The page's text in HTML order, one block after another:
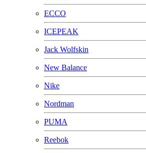
ECCO
ICEPEAK
Jack Wolfskin
New Balance
Nike
Nordman
PUMA
Reebok